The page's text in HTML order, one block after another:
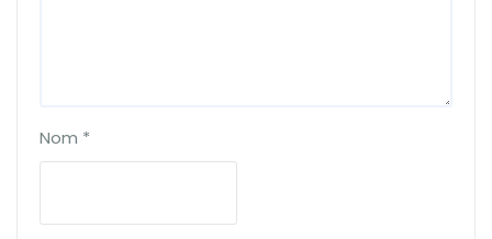
Nom *